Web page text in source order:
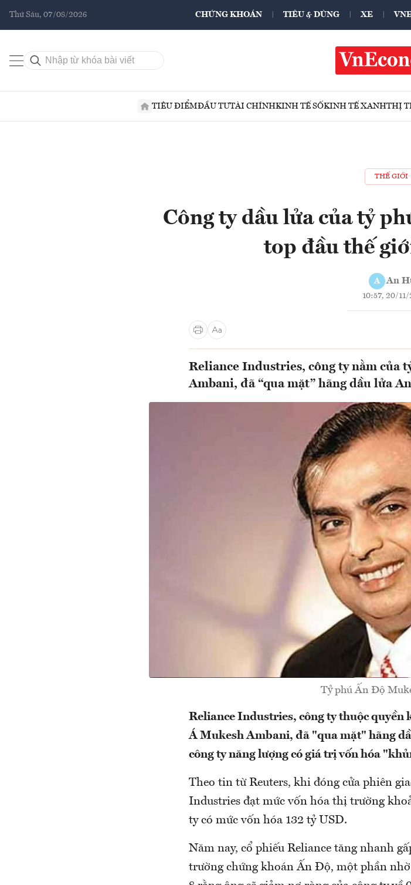
Thứ Sáu, 07/08/2026 CHỨNG KHOÁN TIÊU & DÙNG XE
TIÊU ĐIỂMĐẦU TƯTÀI CHÍNHKINH TẾ SỐKINH TẾ XANHTHỊ
THẾ GIỚI
Công ty dầu lửa của tỷ
top đầu thế
A An
10:57, 20/11/
Reliance Industries, công ty nằm của
Ambani, đã “qua mặt” hãng dầu lửa
Tỷ phú Ấn Độ
Reliance Industries, công ty thuộc quyền
Á Mukesh Ambani, đã "qua mặt" hãng
công ty năng lượng có giá trị vốn hóa
Theo tin từ Reuters, khi đóng cửa phiên
Industries đạt mức vốn hóa thị trường
ty có mức vốn hóa 132 tỷ USD.
Năm nay, cổ phiếu Reliance tăng nhanh
trường chứng khoán Ấn Độ, một phần